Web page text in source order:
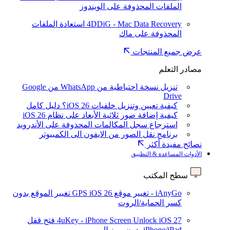
الملفات المحذوفة على الويندوز
4DDiG - Mac Data Recovery استعادة الملفات
المحذوفة على ماك
عرض جميع المنتجات
مصادر التعلم
تنزيل نسخة احتياطية من WhatsApp من Google
Drive
كيفية تعيين وتنزيل خلفيات iOS 26؟ دليل كامل
كيفية إضافة صور ثلاثية الأبعاد على نظام iOS 26
استرجاع سجل المكالمات المحذوفة على الأندرويد
برنامج نقل الصور من الايفون الى الكمبيوتر
نصائح مفيدة أكثر
الأدوات المساعدة & التطبيق
سطح المكتب
iAnyGo - تغيير موقع GPS iOS 26
تغيير الموقع بدون
كسر الحماية/الروت
4uKey - iPhone Screen Unlock iOS 27
فتح قفل